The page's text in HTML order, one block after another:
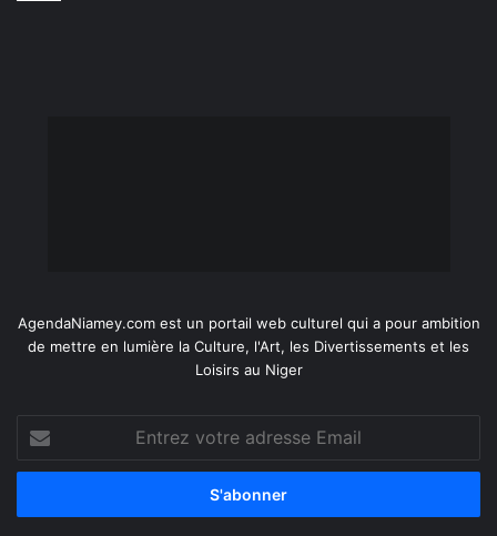
AgendaNiamey.com est un portail web culturel qui a pour ambition
de mettre en lumière la Culture, l'Art, les Divertissements et les
Loisirs au Niger
votre
adresse